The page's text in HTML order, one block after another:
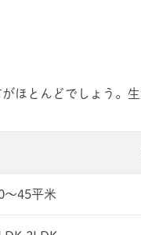
ほとんどでしょう。
〜45平米